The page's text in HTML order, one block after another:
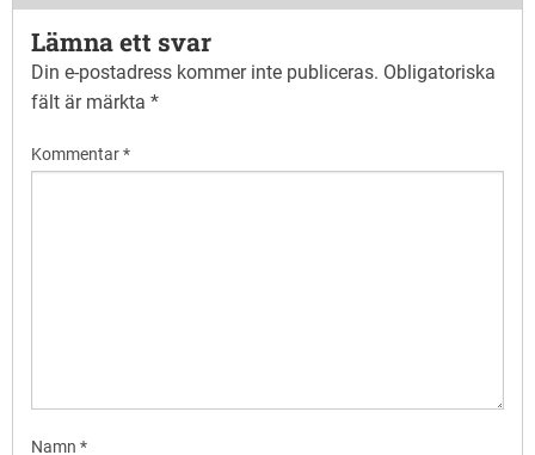
Lämna ett svar
Din e-postadress kommer inte publiceras. Obligatoriska
fält är märkta *
Kommentar*
Namn *